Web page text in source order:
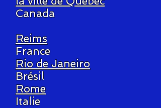
Canada
Reims
France
Rio de Janeiro
Brésil
Rome
Italie